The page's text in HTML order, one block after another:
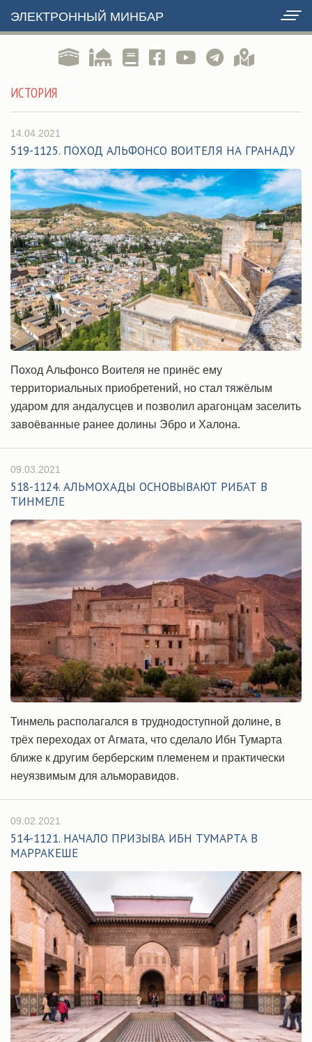
ЭЛЕКТРОННЫЙ МИНБАР
ИСТОРИЯ
14.04.2021
519-1125. ПОХОД АЛЬФОНСО ВОИТЕЛЯ НА ГРАНАДУ
Поход Альфонсо Воителя не принёс ему
территориальных приобретений, но стал тяжёлым
ударом для андалусцев и позволил арагонцам заселить
завоёванные ранее долины Эбро и Халона.
09.03.2021
518-1124. АЛЬМОХАДЫ ОСНОВЫВАЮТ РИБАТ В
ТИНМЕЛЕ
Тинмель располагался в труднодоступной долине, в
трёх переходах от Агмата, что сделало Ибн Тумарта
ближе к другим берберским племенем и практически
неуязвимым для альморавидов.
09.02.2021
514-1121. НАЧАЛО ПРИЗЫВА ИБН ТУМАРТА В
МАРРАКЕШЕ